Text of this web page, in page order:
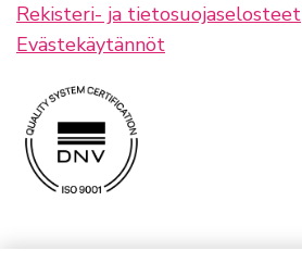
Rekisteri- ja tietosuojaselosteet
Evästekäytännöt